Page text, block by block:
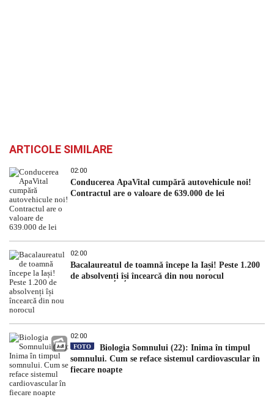
ARTICOLE SIMILARE
02:00
Conducerea ApaVital cumpără autovehicule noi!
Contractul are o valoare de 639.000 de lei
02:00
Bacalaureatul de toamnă începe la Iași! Peste 1.200
de absolvenți își încearcă din nou norocul
02:00
FOTO
Biologia Somnului (22): Inima în timpul
somnului. Cum se reface sistemul cardiovascular în
fiecare noapte